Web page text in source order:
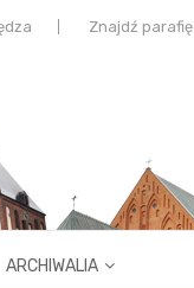
Znajdź parafię
ARCHIWALIA